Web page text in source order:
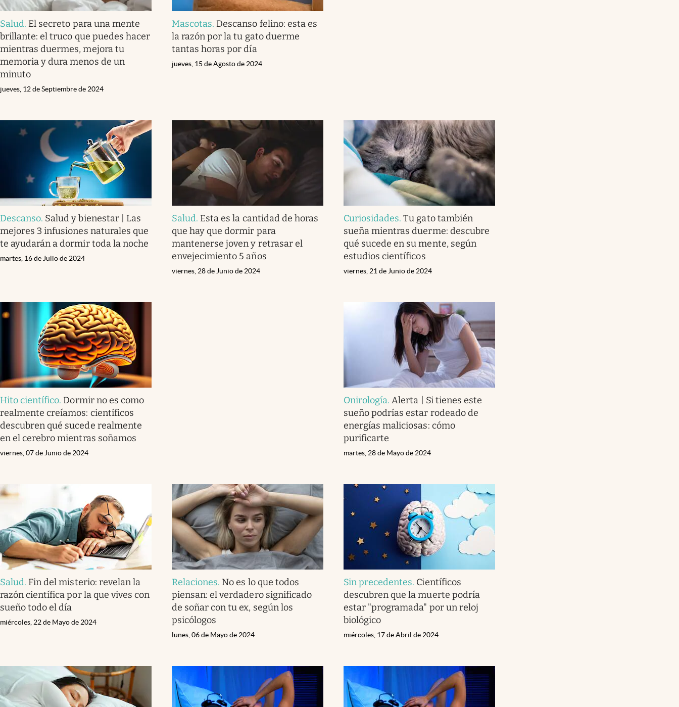
Salud. El secreto para una mente
brillante: el truco que puedes hacer
mientras duermes, mejora tu
memoria y dura menos de un
minuto
jueves, 12 de Septiembre de 2024
Mascotas. Descanso felino: esta es
la razón por la tu gato duerme
tantas horas por día
jueves, 15 de Agosto de 2024
Descanso. Salud y bienestar | Las
mejores 3 infusiones naturales que
te ayudarán a dormir toda la noche
martes, 16 de Julio de 2024
Salud. Esta es la cantidad de horas
que hay que dormir para
mantenerse joven y retrasar el
envejecimiento 5 años
viernes, 28 de Junio de 2024
Curiosidades.Tu gato también
sueña mientras duerme: descubre
qué sucede en su mente, según
estudios científicos
viernes, 21 de Junio de 2024
Hito científico. Dormir no es como
realmente creíamos: científicos
descubren qué sucede realmente
en el cerebro mientras soñamos
viernes, 07 de Junio de 2024
Onirología.Alerta | Si tienes este
sueño podrías estar rodeado de
energías maliciosas: cómo
purificarte
martes, 28 de Mayo de 2024
Salud. Fin del misterio: revelan la
razón científica por la que vives con
sueño todo el día
miércoles, 22 de Mayo de 2024
Relaciones. No es lo que todos
piensan: el verdadero significado
de soñar con tu ex, según los
psicólogos
lunes, 06 de Mayo de 2024
Sin precedentes. Científicos
descubren que la muerte podría
estar "programada" por un reloj
biológico
miércoles, 17 de Abril de 2024